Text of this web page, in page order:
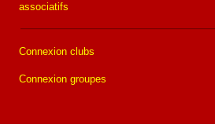
associatifs
Connexion clubs
Connexion groupes